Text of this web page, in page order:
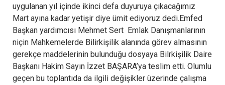
uygulanan yıl içinde ikinci defa duyuruya çıkacağımız
Mart ayına kadar yetişir diye ümit ediyoruz dedi.Emfed
Başkan yardımcısı Mehmet Sert Emlak Danışmanlarının
niçin Mahkemelerde Bilirkişilik alanında görev almasının
gerekçe maddelerinin bulunduğu dosyaya Bilrkişilik Daire
Başkanı Hakim Sayın İzzet BAŞARA’ya teslim etti. Olumlu
geçen bu toplantıda da ilgili değişikler üzerinde çalışma